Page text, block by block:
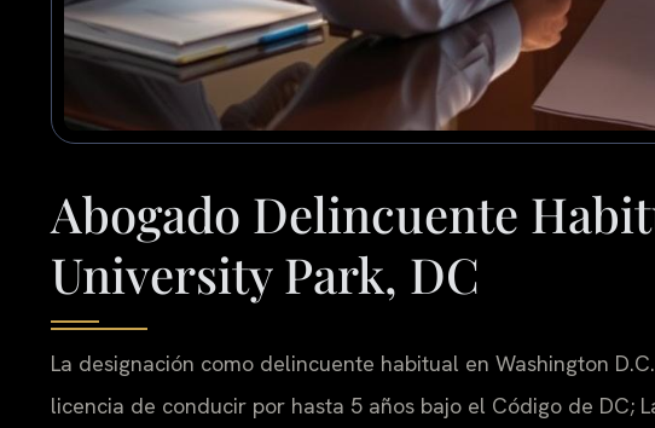
Abogado Delincuente
University Park, DC
La designación como delincuente habitual en Washington
licencia de conducir por hasta 5 años bajo el Código de DC;